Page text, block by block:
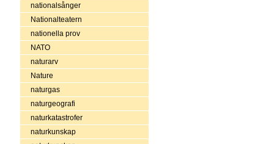
nationalsånger
Nationalteatern
nationella prov
NATO
naturarv
Nature
naturgas
naturgeografi
naturkatastrofer
naturkunskap